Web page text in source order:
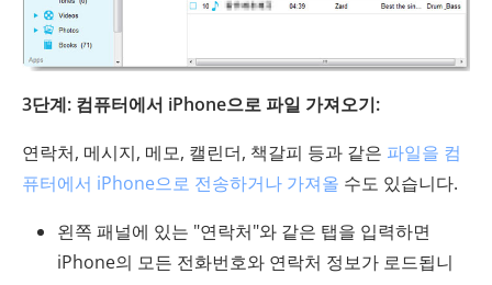
3단계: 컴퓨터에서 iPhone으로 파일 가져오기:
연락처, 메시지, 메모, 캘린더, 책갈피 등과 같은 파일을 컴
퓨터에서 iPhone으로 전송하거나 가져올 수도 있습니다.
왼쪽 패널에 있는 "연락처"와 같은 탭을 입력하면
iPhone의 모든 전화번호와 연락처 정보가 로드됩니